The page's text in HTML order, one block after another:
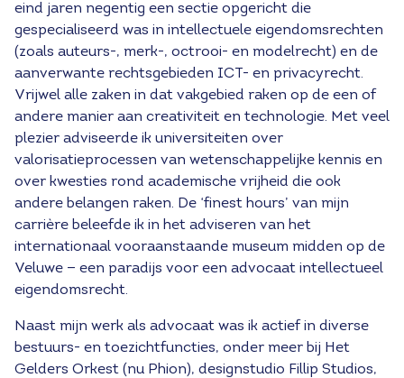
eind jaren negentig een sectie opgericht die
gespecialiseerd was in intellectuele eigendomsrechten
(zoals auteurs-, merk-, octrooi- en modelrecht) en de
aanverwante rechtsgebieden ICT- en privacyrecht.
Vrijwel alle zaken in dat vakgebied raken op de een of
andere manier aan creativiteit en technologie. Met veel
plezier adviseerde ik universiteiten over
valorisatieprocessen van wetenschappelijke kennis en
over kwesties rond academische vrijheid die ook
andere belangen raken. De ‘finest hours’ van mijn
carrière beleefde ik in het adviseren van het
internationaal vooraanstaande museum midden op de
Veluwe — een paradijs voor een advocaat intellectueel
eigendomsrecht.
Naast mijn werk als advocaat was ik actief in diverse
bestuurs- en toezichtfuncties, onder meer bij Het
Gelders Orkest (nu Phion), designstudio Fillip Studios,